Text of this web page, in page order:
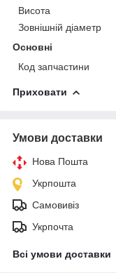
Висота
Зовнішній діаметр
Основні
Код запчастини
Приховати
Умови доставки
Нова Пошта
Укрпошта
Самовивіз
Укрпочта
Всі умови доставки